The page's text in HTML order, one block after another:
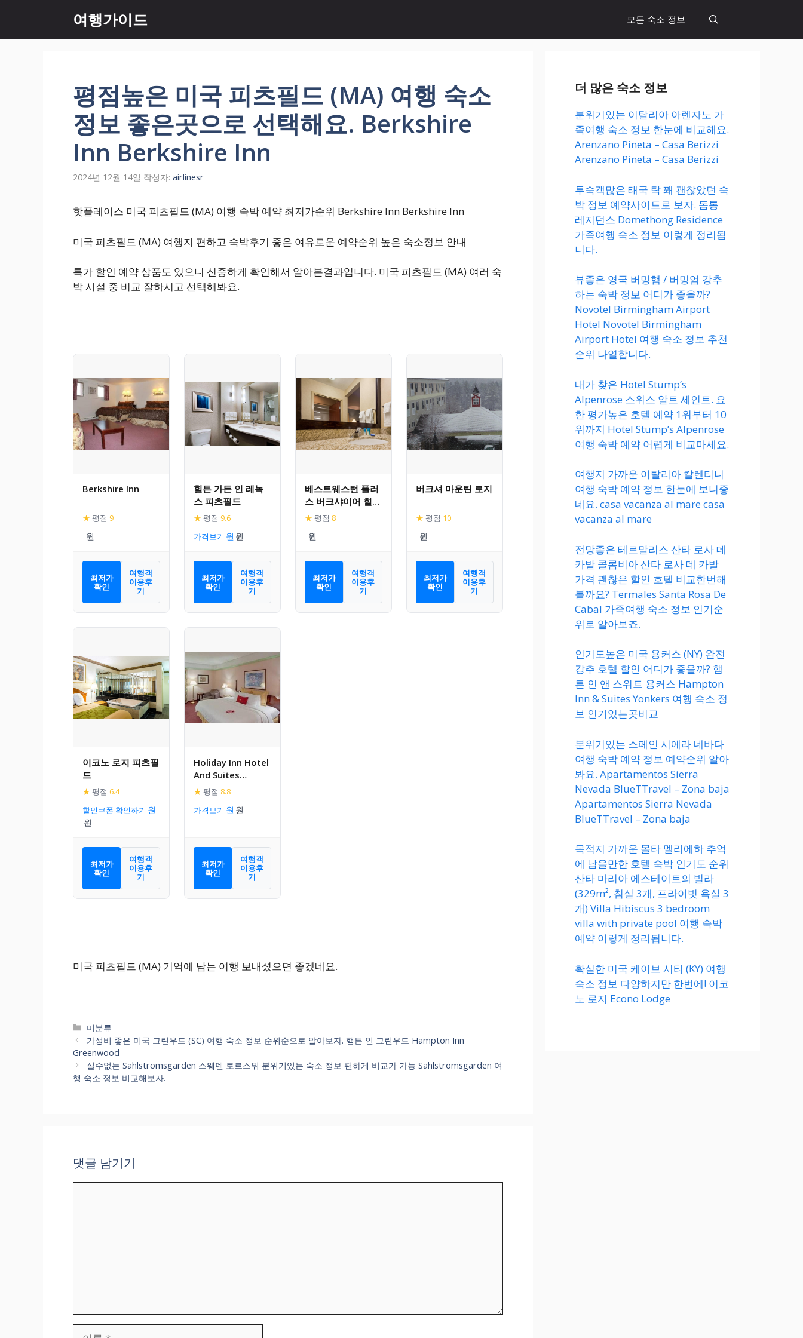
츠
여행가이드 모든 숙소 정보
평점높은 미국 피츠필드 (MA) 여행 숙소
정보 좋은곳으로 선택해요. Berkshire
Inn Berkshire Inn
2024년 12월 14일 작성자: airlinesr
핫플레이스 미국 피츠필드 (MA) 여행 숙박 예약 최저가순위 Berkshire Inn Berkshire Inn
미국 피츠필드 (MA) 여행지 편하고 숙박후기 좋은 여유로운 예약순위 높은 숙소정보 안내
특가 할인 예약 상품도 있으니 신중하게 확인해서 알아본결과입니다. 미국 피츠필드 (MA) 여러 숙
박 시설 중 비교 잘하시고 선택해봐요.
Berkshire Inn
★ 평점 9
최저가
확인
여행객
이용후
기
힐튼 가든 인 레녹
스 피츠필드
★ 평점 9.6
가격보기
최저가
확인
여행객
이용후
기
베스트웨스턴 플러
스 버크샤이어 힐즈
인 앤 스위트
★ 평점 8
최저가
확인
여행객
이용후
기
버크셔 마운틴 로지
★ 평점 10
최저가
확인
여행객
이용후
기
이코노 로지 피츠필
드
★ 평점 6.4
할인쿠폰 확인하기
최저가
확인
여행객
이용후
기
Holiday Inn Hotel
And Suites
Pittsfield-
★ 평점 8.8
가격보기
최저가
확인
여행객
이용후
기
미국 피츠필드 (MA) 기억에 남는 여행 보내셨으면 좋겠네요.
카
테
고
리
미분류
가성비 좋은 미국 그린우드 (SC) 여행 숙소 정보 순위순으로 알아보자. 햄튼 인 그린우드 Hampton Inn
Greenwood
실수없는 Sahlstromsgarden 스웨덴 토르스뷔 분위기있는 숙소 정보 편하게 비교가 가능 Sahlstromsgarden 여
행 숙소 정보 비교해보자.
댓글 남기기
더 많은 숙소 정보
분위기있는 이탈리아 아렌자노 가
족여행 숙소 정보 한눈에 비교해요.
Arenzano Pineta – Casa Berizzi
Arenzano Pineta – Casa Berizzi
투숙객많은 태국 탁 꽤 괜찮았던 숙
박 정보 예약사이트로 보자. 돔통
레지던스 Domethong Residence
가족여행 숙소 정보 이렇게 정리됩
니다.
뷰좋은 영국 버밍햄 / 버밍엄 강추
하는 숙박 정보 어디가 좋을까?
Novotel Birmingham Airport
Hotel Novotel Birmingham
Airport Hotel 여행 숙소 정보 추천
순위 나열합니다.
내가 찾은 Hotel Stump’s
Alpenrose 스위스 알트 세인트. 요
한 평가높은 호텔 예약 1위부터 10
위까지 Hotel Stump’s Alpenrose
여행 숙박 예약 어렵게 비교마세요.
여행지 가까운 이탈리아 칼렌티니
여행 숙박 예약 정보 한눈에 보니좋
네요. casa vacanza al mare casa
vacanza al mare
전망좋은 테르말리스 산타 로사 데
카발 콜롬비아 산타 로사 데 카발
가격 괜찮은 할인 호텔 비교한번해
볼까요? Termales Santa Rosa De
Cabal 가족여행 숙소 정보 인기순
위로 알아보죠.
인기도높은 미국 용커스 (NY) 완전
강추 호텔 할인 어디가 좋을까? 햄
튼 인 앤 스위트 용커스 Hampton
Inn & Suites Yonkers 여행 숙소 정
보 인기있는곳비교
분위기있는 스페인 시에라 네바다
여행 숙박 예약 정보 예약순위 알아
봐요. Apartamentos Sierra
Nevada BlueTTravel – Zona baja
Apartamentos Sierra Nevada
BlueTTravel – Zona baja
목적지 가까운 몰타 멜리에하 추억
에 남을만한 호텔 숙박 인기도 순위
산타 마리아 에스테이트의 빌라
(329m², 침실 3개, 프라이빗 욕실 3
개) Villa Hibiscus 3 bedroom
villa with private pool 여행 숙박
예약 이렇게 정리됩니다.
확실한 미국 케이브 시티 (KY) 여행
숙소 정보 다양하지만 한번에! 이코
노 로지 Econo Lodge